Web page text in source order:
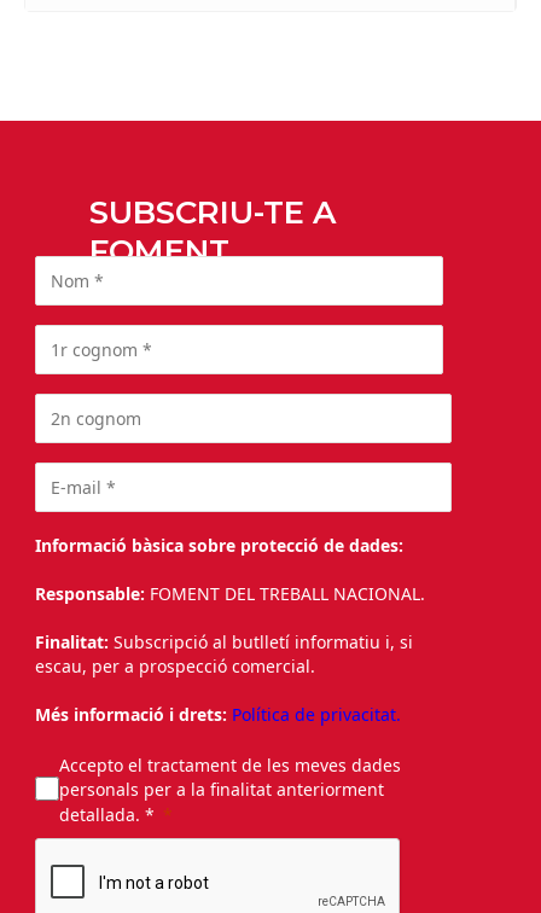
SUBSCRIU-TE A
FOMENT
Informació bàsica sobre protecció de dades:
Responsable: FOMENT DEL TREBALL NACIONAL.
Finalitat: Subscripció al butlletí informatiu i, si
escau, per a prospecció comercial.
Més informació i drets: Política de privacitat.
Accepto el tractament de les meves dades
personals per a la finalitat anteriorment
detallada. *